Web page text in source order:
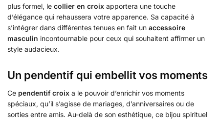
plus formel, le collier en croix apportera une touche
d’élégance qui rehaussera votre apparence. Sa capacité à
s’intégrer dans différentes tenues en fait un accessoire
masculin incontournable pour ceux qui souhaitent affirmer un
style audacieux.
Un pendentif qui embellit vos moments
Ce pendentif croix a le pouvoir d’enrichir vos moments
spéciaux, qu’il s’agisse de mariages, d’anniversaires ou de
sorties entre amis. Au-delà de son esthétique, ce bijou spirituel